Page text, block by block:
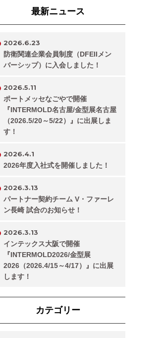
最新ニュース
2026.6.23
防衛関連企業会員制度（DFEIIメン
バーシップ）に入会しました！
2026.5.11
ポートメッセなごやで開催
『INTERMOLD名古屋/金型展名古屋
（2026.5/20～5/22）』に出展しま
す！
2026.4.1
2026年度入社式を開催しました！
2026.3.13
パートナー契約チーム V・ファーレ
ン長崎 試合のお知らせ！
2026.3.13
インテックス大阪で開催
『INTERMOLD2026/金型展
2026（2026.4/15～4/17）』に出展
します！
カテゴリー